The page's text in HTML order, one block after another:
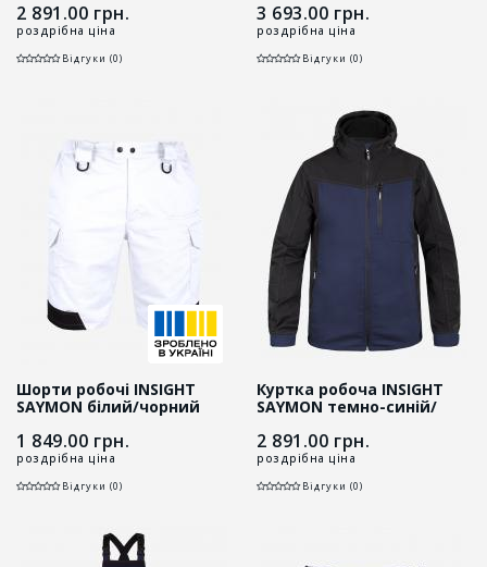
2 891.00 грн.
роздрібна ціна
Відгуки (0)
3 693.00 грн.
роздрібна ціна
Відгуки (0)
Шорти робочі INSIGHT
SAYMON білий/чорний
1 849.00 грн.
роздрібна ціна
Відгуки (0)
Куртка робоча INSIGHT
SAYMON темно-синій/
2 891.00 грн.
роздрібна ціна
Відгуки (0)